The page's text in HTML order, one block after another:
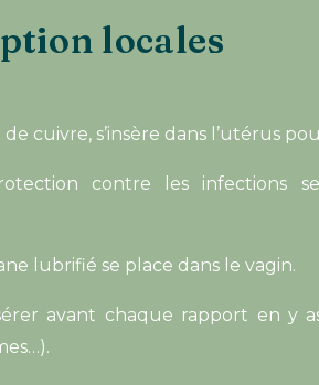
locales
cuivre, s’insère dans l’utérus
contre les infections
lubrifié se place dans le vagin.
avant chaque rapport en y